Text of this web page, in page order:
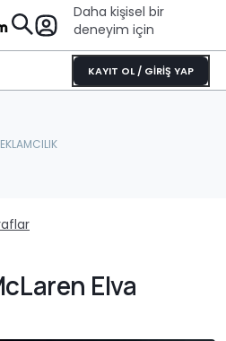
Daha kişisel bir
deneyim için
KAYIT OL / GİRİŞ YAP
Elva